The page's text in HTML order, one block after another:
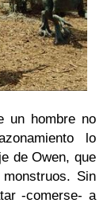
un hombre no
lo
de Owen, que
Sin
-comerse- a